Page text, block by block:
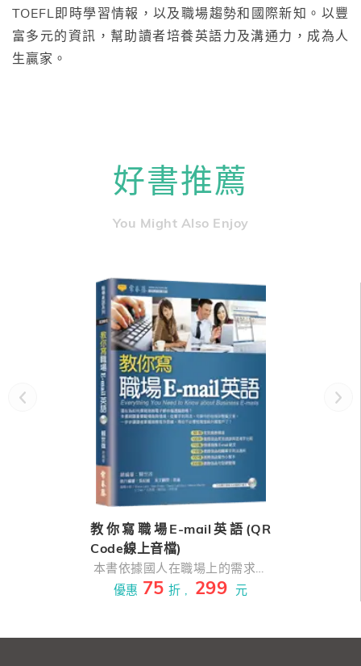
TOEFL即時學習情報，以及職場趨勢和國際新知。以豐
富多元的資訊，幫助讀者培養英語力及溝通力，成為人
生贏家。
好書推薦
You Might Also Enjoy
教你寫職場E-mail英語(QR
Code線上音檔)
本書依據國人在職場上的需求，
以深入淺出的寫作方式來編撰。
介』、『會議』、『商務旅行計
優惠 75 折 , 299 元